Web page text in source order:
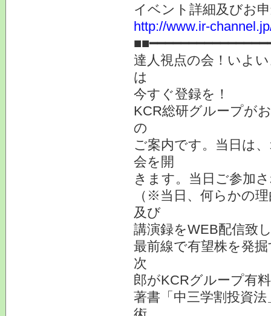
イベント詳細及びお
http://www.ir-
達人視点の会！いよ
は
今すぐ登録を！
KCR総研グループが
の
ご案内です。当日は
会を開
きます。当日ご参加
（※当日、何らかの
及び
講演録をWEB配信致
最前線で有望株を発
次
郎がKCRグループ有
著書「中三学割投資